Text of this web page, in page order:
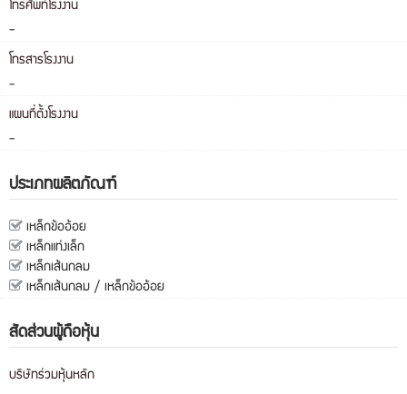
โทรศัพท์โรงงาน
-
โทรสารโรงงาน
-
แผนที่ตั้งโรงงาน
-
ประเภทผลิตภัณฑ์
เหล็กข้ออ้อย
เหล็กแท่งเล็ก
เหล็กเส้นกลม
เหล็กเส้นกลม / เหล็กข้ออ้อย
สัดส่วนผู้ถือหุ้น
บริษัทร่วมหุ้นหลัก